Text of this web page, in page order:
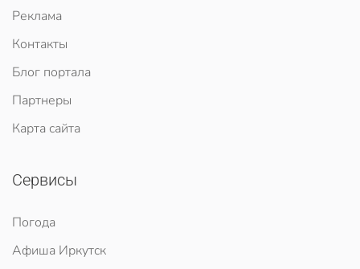
Реклама
Контакты
Блог портала
Партнеры
Карта сайта
Сервисы
Погода
Афиша Иркутск